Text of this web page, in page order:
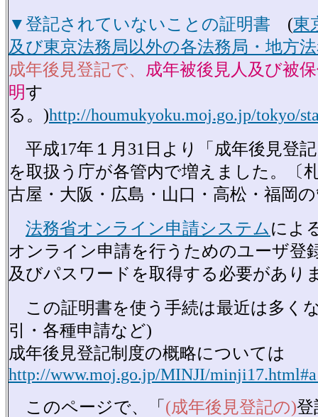
▼登記されていないことの証明書 (東
及び東京法務局以外の各法務局・地方
成年後見登記で、 成年被後見人及び被
明す
る。)http://houmukyoku.moj.go.jp/tokyo/
平成17年１月31日より「成年後見登
を取扱う庁が各管内で増えました。〔
古屋・大阪・広島・山口・高松・福岡
法務省オンライン申請システムによ
オンライン申請を行うためのユーザ登
及びパスワードを取得する必要があり
この証明書を使う手続は最近は多く
引・各種申請など)
成年後見登記制度の概略については
http://www.moj.go.jp/MINJI/
このページで、「 (成年後見登記の)登